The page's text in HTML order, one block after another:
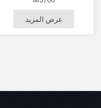
عرض المزيد